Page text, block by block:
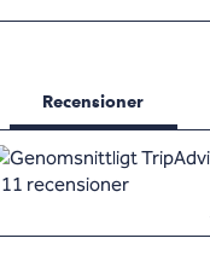
Recensioner